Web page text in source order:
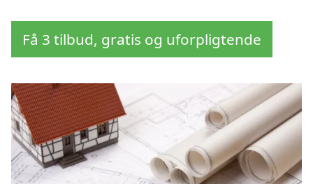
Få 3 tilbud, gratis og uforpligtende